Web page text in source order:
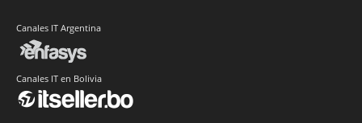
Canales IT Argentina
Canales IT en Bolivia